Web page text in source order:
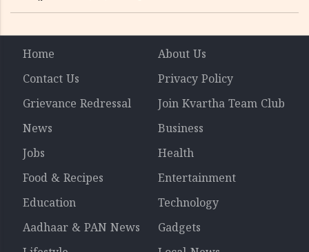
Home
About Us
Contact Us
Privacy Policy
Grievance Redressal
Join Kvartha Team Club
News
Business
Jobs
Health
Food & Recipes
Entertainment
Education
Technology
Aadhaar & PAN News
Gadgets